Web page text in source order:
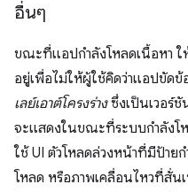
อื่นๆ
ขณะที่แอปกำลังโหลดเนื้อหา ใ
อยู่เพื่อไม่ให้ผู้ใช้คิดว่าแอปขัดข้
เลย์เอาต์โครงร่างซึ่งเป็นเวอร์ชั
จะแสดงในขณะที่ระบบกำลังโ
ใช้ UI ตัวโหลดล่วงหน้าที่มีป้าย
โหลด หรือภาพเคลื่อนไหวที่สั่นเ